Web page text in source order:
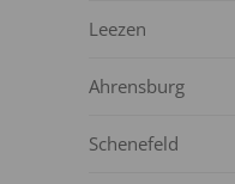
Leezen
Ahrensburg
Schenefeld